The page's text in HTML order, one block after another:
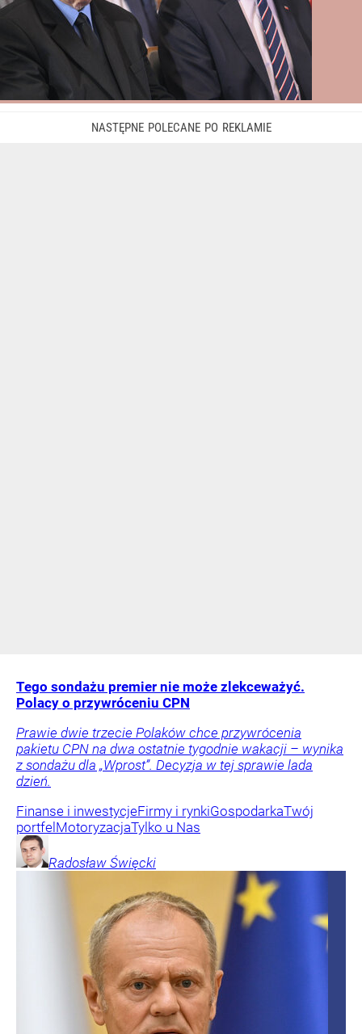
Tego sondażu premier nie może zlekceważyć.
Polacy o przywróceniu CPN
Prawie dwie trzecie Polaków chce przywrócenia
pakietu CPN na dwa ostatnie tygodnie wakacji – wynika
z sondażu dla „Wprost”. Decyzja w tej sprawie lada
dzień.
Finanse i inwestycjeFirmy i rynkiGospodarkaTwój
portfel MotoryzacjaTylko u Nas
Radosław Święcki